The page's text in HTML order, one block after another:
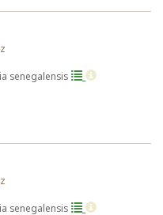
senegalensis
senegalensis